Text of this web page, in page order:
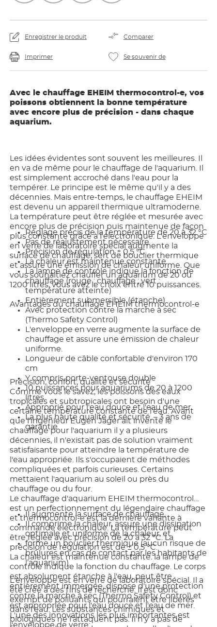
Enregistrer le produit Comparer
Imprimer Se souvenir de
Avec le chauffage EHEIM thermocontrol-e, vos
poissons obtiennent la bonne température
avec encore plus de précision - dans chaque
aquarium.
Les idées évidentes sont souvent les meilleures. Il
en va de même pour le chauffage de l'aquarium. Il
est simplement accroché dans l'eau pour la
tempérer. Le principe est le même qu'il y a des
décennies. Mais entre-temps, le chauffage EHEIM
est devenu un appareil thermique ultramoderne.
La température peut être réglée et mesurée avec
encore plus de précision puis maintenue de façon
plus constante grâce à l'électronique. L'enveloppe
en verre de laboratoire spécial augmente la
surface de chauffage, sert de bouclier thermique
et assure une émission de chaleur uniforme. Que
vous souhaitiez chauffer un aquarium de 20 ou
1200 litres, vous avez le choix entre 10 puissances.
Avantages du chauffage EHEIM thermocontrol-e
Réglage précis de la température de 20 à 32 °C
Pas de réajustement nécessaire
Précision de régulation ± 0,5 °C
La chaleur est maintenue constante.
La lampe de contrôle indique la fonction de
chauffage (rouge : chauffage ; vert :
température atteinte)
Entièrement submersible (étanche)
Avec protection contre la marche à sec
(Thermo Safety Control)
L'enveloppe en verre augmente la surface de
chauffage et assure une émission de chaleur
uniforme.
Longueur de câble confortable d'environ 170
cm
Y compris porte-ventouse double
10 puissances pour aquariums de 20 à 1200
litres.
Approprié pour l'eau douce et l'eau de mer
La plus haute qualité et sécurité. – 3 ans de
garantie
Précision, confort, qualité et sécurité
Comme vous le savez, les poissons des eaux
tropicales et subtropicales ont besoin d'une
certaine température constante de l'eau. Avant
que l'ingénieur Eugen Jäger ait inventé le
chauffage pour l'aquarium il y a plusieurs
décennies, il n'existait pas de solution vraiment
satisfaisante pour atteindre la température de
l'eau appropriée. Ils s'occupaient de méthodes
compliquées et parfois curieuses. Certains
mettaient l'aquarium au soleil ou près du
chauffage ou du four.
Le chauffage d'aquarium EHEIM thermocontrol
est un perfectionnement du légendaire chauffage
et thermocontrol-e est la dernière variante à
commande électronique. La température peut
être réglée avec précision de 20 à 32 °C. La
précision de régulation est de ± 0,5 °C.
La chaleur est maintenue constante. la lampe de
contrôle indique la fonction du chauffage. Le corps
est absolument étanche à l'eau, peut être
entièrement immergée, dispose d'une protection
contre la marche à sec (Thermo Safety Control) et
est appropriée pour l'eau douce et l'eau de mer.
L'une des innovations les plus importantes est
l'enveloppe de verre:
Il augmente la surface de chauffage,
Il comprime la chaleur, assure une dissipation
optimale et uniforme de la chaleur, et
forme un bouclier thermique (aucun risque de
brûlures en cas de contact par les habitants de
l’aquarium).
L'enveloppe est en verre de laboratoire spécial. Il a
été créé à des fins de recherche. Il est donc
exempt de polluants qui pourraient être libérés
dans l'eau. Les substances chimiques et
biologiques ne l'attaquent pas. Il n'y a pas de